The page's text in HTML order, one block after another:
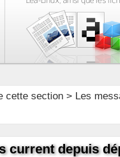
cette section> Les
current depuis